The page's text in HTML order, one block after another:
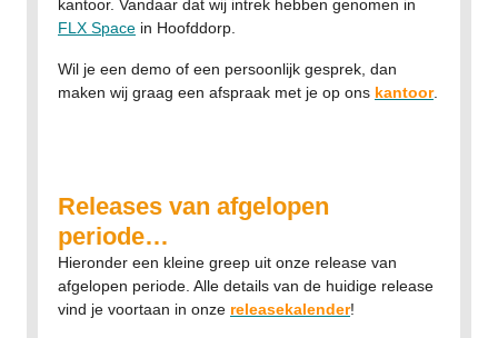
kantoor. Vandaar dat wij intrek hebben genomen in
FLX Space in Hoofddorp.
Wil je een demo of een persoonlijk gesprek, dan
maken wij graag een afspraak met je op ons kantoor.
Releases van afgelopen
periode…
Hieronder een kleine greep uit onze release van
afgelopen periode. Alle details van de huidige release
vind je voortaan in onze releasekalender!